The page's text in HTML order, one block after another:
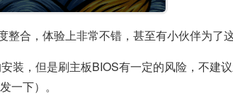
合，体验上非常不错，甚至有小伙伴为了
装，但是刷主板BIOS有一定的风险，不建
一下）。